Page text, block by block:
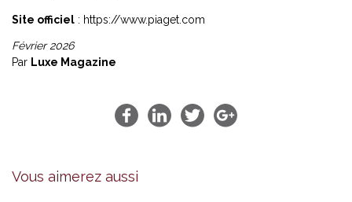
Site officiel : https://www.piaget.com
Février 2026
Par Luxe Magazine
Vous aimerez aussi